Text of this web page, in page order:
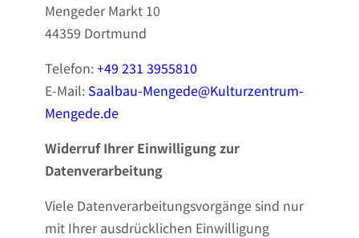
Mengeder Markt 10
44359 Dortmund
Telefon:+49 231 3955810
E-Mail: Saalbau-Mengede@Kulturzentrum-
Mengede.de
Widerruf Ihrer Einwilligung zur
Datenverarbeitung
Viele Datenverarbeitungsvorgänge sind nur
mit Ihrer ausdrücklichen Einwilligung